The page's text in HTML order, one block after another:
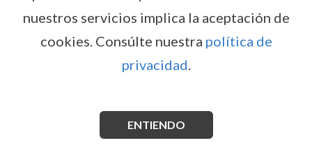
CONJUNTO SARAH DEMONIQ
NEGRO
nuestros servicios implica la aceptación de
cookies.Consúlte nuestra política de
privacidad.
ENTIENDO